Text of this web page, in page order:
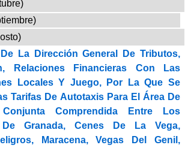
La Dirección General De Tributos,
Relaciones Financieras Con Las
Locales Y Juego, Por La Que Se
Tarifas De Autotaxis Para El Área De
Conjunta Comprendida Entre Los
De Granada, Cenes De La Vega,
Maracena, Vegas Del Genil,